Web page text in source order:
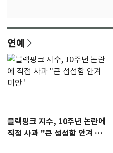
연예
블랙핑크 지수, 10주년 논란에
직접 사과 "큰 섭섭함 안겨 미